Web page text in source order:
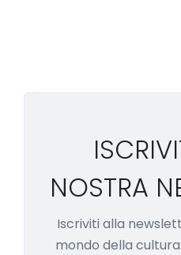
NOSTRA
Iscriviti alla
mondo della